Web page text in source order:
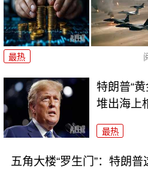
最热
特朗普“
堆出海上
最热
五角大楼“罗生门”：特朗